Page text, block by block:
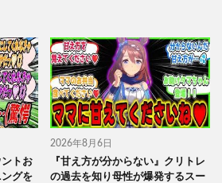
ントお
グを
2026年8月6日
『甘え方が分からない』クリトレ
の過去を知り母性が爆発するスー